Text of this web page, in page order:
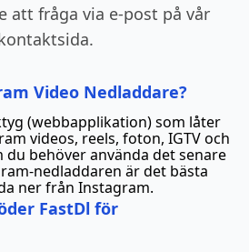
att fråga via e-post på vår
Video Nedladdare?
(webbapplikation) som låter
videos, reels, foton, IGTV och
du behöver använda det senare
nedladdaren är det bästa
ner från Instagram.
FastDl för